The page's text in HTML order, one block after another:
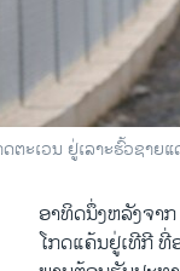
ຕະເວນ ຢູ່ເລາະຮົ້ວຊາຍ
ອາທິດ​ນຶ່ງຫລັງ​ຈາ
ໂກດ​ແຄ້ນ​ຢູ່​ເທີ​ກີ ທີ່​